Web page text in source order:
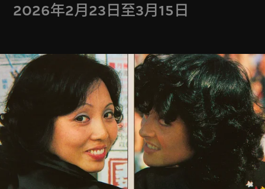
2026年2月23日至3月15日
M+館藏選粹
其他短片